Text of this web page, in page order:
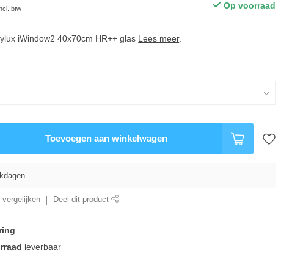
btw Op voorraad
iWindow2 40x70cm HR++ glas Lees meer.
Toevoegen aan winkelwagen
vergelijken Deel dit product
leverbaar